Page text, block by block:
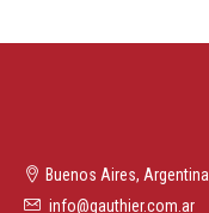
Buenos Aires, Argentina
info@gauthier.com.ar